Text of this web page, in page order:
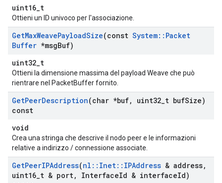
uint16_t
Ottieni un ID univoco per l'associazione.
GetMaxWeavePayloadSize(const System:: Packet
Buffer *msgBuf)
uint32_t
Ottieni la dimensione massima del payload Weave che può
rientrare nel PacketBuffer fornito.
GetPeerDescription(char *buf, uint32 t bufSize)
const
void
Crea una stringa che descrive il nodo peer e le informazioni
relative a indirizzo / connessione associate.
GetPeerIPAddress(nl :: Inet:: IPAddress & address,
uint16 t & port, InterfaceId & interfaceId)